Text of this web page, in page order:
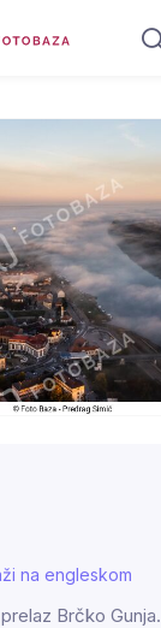
na engleskom
Brčko Gunja.